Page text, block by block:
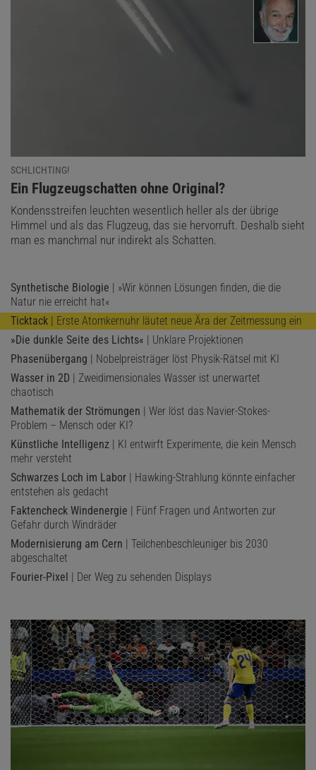
SCHLICHTING!
:Ein Flugzeugschatten ohne Original?
Kondensstreifen leuchten wesentlich heller als der übrige
Himmel und als das Flugzeug, das sie hervorruft. Deshalb sieht
man es manchmal nur indirekt als Schatten.
Synthetische Biologie | »Wir können Lösungen finden, die die
Natur nie erreicht hat«
Ticktack | Erste Atomkernuhr läutet neue Ära der Zeitmessung ein
»Die dunkle Seite des Lichts« | Unklare Projektionen
Phasenübergang | Nobelpreisträger löst Physik-Rätsel mit KI
Wasser in 2D | Zweidimensionales Wasser ist unerwartet
chaotisch
Mathematik der Strömungen | Wer löst das Navier-Stokes-
Problem – Mensch oder KI?
Künstliche Intelligenz | KI entwirft Experimente, die kein Mensch
mehr versteht
Schwarzes Loch im Labor | Hawking-Strahlung könnte einfacher
entstehen als gedacht
Faktencheck Windenergie | Fünf Fragen und Antworten zur
Gefahr durch Windräder
Modernisierung am Cern | Teilchenbeschleuniger bis 2030
abgeschaltet
Fourier-Pixel
| Der Weg zu sehenden Displays